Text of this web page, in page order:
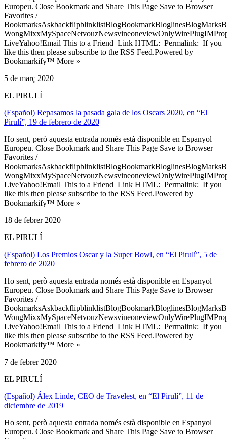
Europeu. Close Bookmark and Share This Page Save to Browser
Favorites /
LiveYahoo!Email This to a Friend Link HTML: Permalink: If you
like this then please subscribe to the RSS Feed.Powered by
Bookmarkify™ More »
5 de març 2020
EL PIRULÍ
(Español) Repasamos la pasada gala de los Oscars 2020, en “El
Pirulí”, 19 de febrero de 2020
Ho sent, però aquesta entrada només està disponible en Espanyol
Europeu. Close Bookmark and Share This Page Save to Browser
Favorites /
LiveYahoo!Email This to a Friend Link HTML: Permalink: If you
like this then please subscribe to the RSS Feed.Powered by
Bookmarkify™ More »
18 de febrer 2020
EL PIRULÍ
(Español) Los Premios Oscar y la Super Bowl, en “El Pirulí”, 5 de
febrero de 2020
Ho sent, però aquesta entrada només està disponible en Espanyol
Europeu. Close Bookmark and Share This Page Save to Browser
Favorites /
LiveYahoo!Email This to a Friend Link HTML: Permalink: If you
like this then please subscribe to the RSS Feed.Powered by
Bookmarkify™ More »
7 de febrer 2020
EL PIRULÍ
(Español) Álex Linde, CEO de Travelest, en “El Pirulí”, 11 de
diciembre de 2019
Ho sent, però aquesta entrada només està disponible en Espanyol
Europeu. Close Bookmark and Share This Page Save to Browser